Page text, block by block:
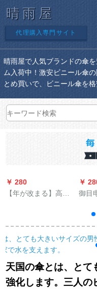
晴雨屋
代理購入専門サイト
晴雨屋で人気ブランドの傘
ム入荷中！激安ビニール傘
とめ買いで、ビニール傘を
￥ 280
【年が改まる】高級
スした自動長柄傘ペ
アゴルフ傘強化防風
アウドア晴雨兼用傘
カースタスマイズ折
りたたみ畳全自動テ
ープ126 CM黒赤赤
￥
御目
气ベ
転车
ティ
のフ
コン
ント
トラ
天国の傘とは、とて
強化します。三人の